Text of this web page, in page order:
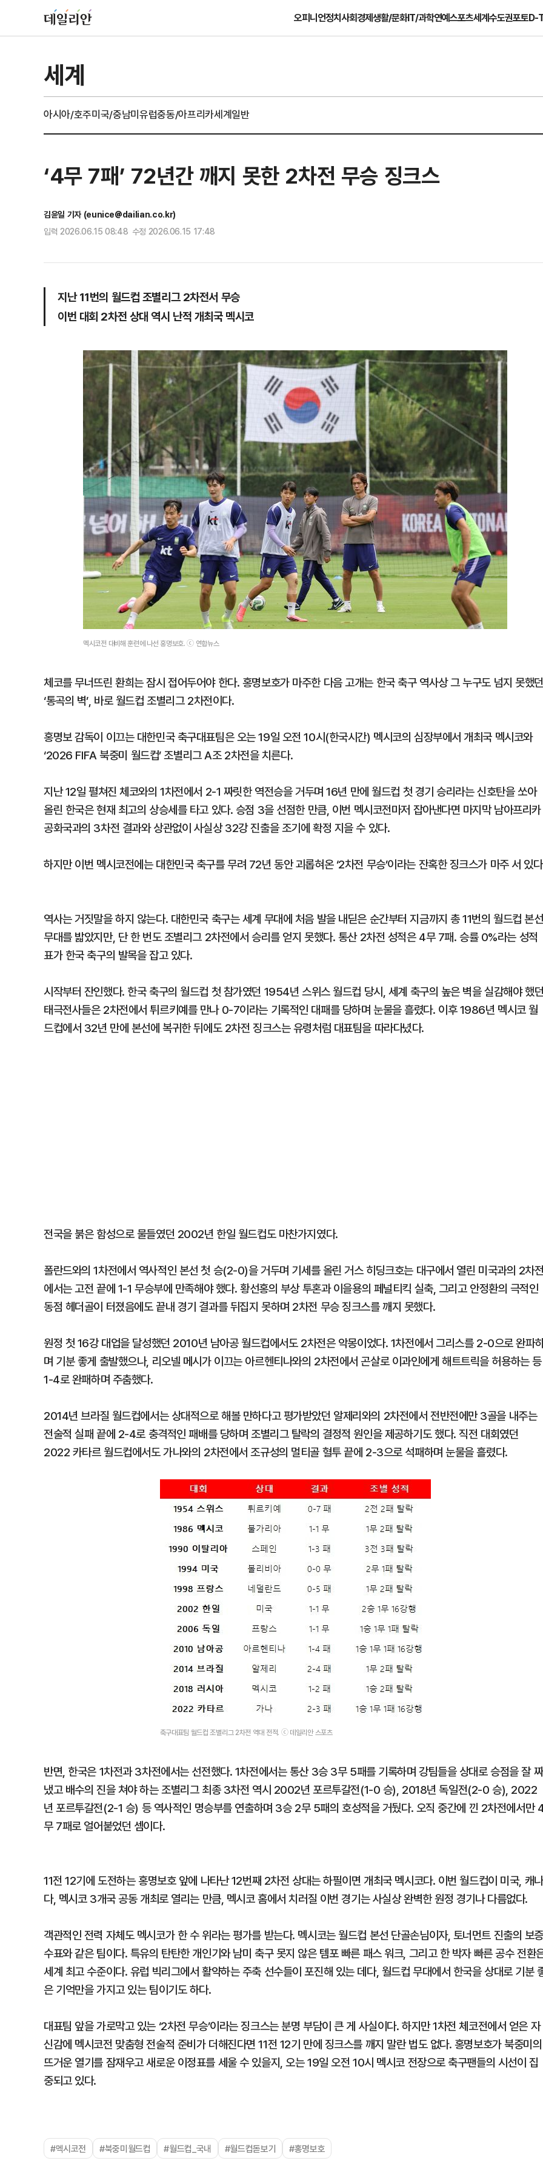
오피니언정치사회경제생활/문화IT/과학연예스포츠세계수도권포토D-
세계
아시아/호주미국/중남미유럽중동/아프리카세계일반
‘4무 7패’ 72년간 깨지 못한 2차전 무승 징크스
김윤일 기자 (eunice@dailian.co.kr)
입력 2026.06.15 08:48 수정 2026.06.15 17:48
지난 11번의 월드컵 조별리그 2차전서 무승
이번 대회 2차전 상대 역시 난적 개최국 멕시코
멕시코전 대비해 훈련에 나선 홍명보호. ⓒ 연합뉴스
체코를 무너뜨린 환희는 잠시 접어두어야 한다. 홍명보호가 마주한 다음 고개는 한국 축구 역사상 그 누구도 넘지 못했
‘통곡의 벽’, 바로 월드컵 조별리그 2차전이다.
홍명보 감독이 이끄는 대한민국 축구대표팀은 오는 19일 오전 10시(한국시간) 멕시코의 심장부에서 개최국 멕시코와
‘2026 FIFA 북중미 월드컵’ 조별리그 A조 2차전을 치른다.
지난 12일 펼쳐진 체코와의 1차전에서 2-1 짜릿한 역전승을 거두며 16년 만에 월드컵 첫 경기 승리라는 신호탄을 쏘아
올린 한국은 현재 최고의 상승세를 타고 있다. 승점 3을 선점한 만큼, 이번 멕시코전마저 잡아낸다면 마지막 남아프리카
공화국과의 3차전 결과와 상관없이 사실상 32강 진출을 조기에 확정 지을 수 있다.
하지만 이번 멕시코전에는 대한민국 축구를 무려 72년 동안 괴롭혀온 ‘2차전 무승’이라는 잔혹한 징크스가 마주 서 있
역사는 거짓말을 하지 않는다. 대한민국 축구는 세계 무대에 처음 발을 내딛은 순간부터 지금까지 총 11번의 월드컵 본선
무대를 밟았지만, 단 한 번도 조별리그 2차전에서 승리를 얻지 못했다. 통산 2차전 성적은 4무 7패. 승률 0%라는 성적
표가 한국 축구의 발목을 잡고 있다.
시작부터 잔인했다. 한국 축구의 월드컵 첫 참가였던 1954년 스위스 월드컵 당시, 세계 축구의 높은 벽을 실감해야 했
태극전사들은 2차전에서 튀르키예를 만나 0-7이라는 기록적인 대패를 당하며 눈물을 흘렸다. 이후 1986년 멕시코 월
드컵에서 32년 만에 본선에 복귀한 뒤에도 2차전 징크스는 유령처럼 대표팀을 따라다녔다.
전국을 붉은 함성으로 물들였던 2002년 한일 월드컵도 마찬가지였다.
폴란드와의 1차전에서 역사적인 본선 첫 승(2-0)을 거두며 기세를 올린 거스 히딩크호는 대구에서 열린 미국과의 2차
에서는 고전 끝에 1-1 무승부에 만족해야 했다. 황선홍의 부상 투혼과 이을용의 페널티킥 실축, 그리고 안정환의 극적인
동점 헤더골이 터졌음에도 끝내 경기 결과를 뒤집지 못하며 2차전 무승 징크스를 깨지 못했다.
원정 첫 16강 대업을 달성했던 2010년 남아공 월드컵에서도 2차전은 악몽이었다. 1차전에서 그리스를 2-0으로 완파
며 기분 좋게 출발했으나, 리오넬 메시가 이끄는 아르헨티나와의 2차전에서 곤살로 이과인에게 해트트릭을 허용하는 등
1-4로 완패하며 주춤했다.
2014년 브라질 월드컵에서는 상대적으로 해볼 만하다고 평가받았던 알제리와의 2차전에서 전반전에만 3골을 내주는
전술적 실패 끝에 2-4로 충격적인 패배를 당하며 조별리그 탈락의 결정적 원인을 제공하기도 했다. 직전 대회였던
2022 카타르 월드컵에서도 가나와의 2차전에서 조규성의 멀티골 혈투 끝에 2-3으로 석패하며 눈물을 흘렸다.
축구대표팀 월드컵 조별리그 2차전 역대 전적. ⓒ 데일리안 스포츠
반면, 한국은 1차전과 3차전에서는 선전했다. 1차전에서는 통산 3승 3무 5패를 기록하며 강팀들을 상대로 승점을 잘 짜
냈고 배수의 진을 쳐야 하는 조별리그 최종 3차전 역시 2002년 포르투갈전(1-0 승), 2018년 독일전(2-0 승), 2022
년 포르투갈전(2-1 승) 등 역사적인 명승부를 연출하며 3승 2무 5패의 호성적을 거뒀다. 오직 중간에 낀 2차전에서만
무 7패로 얼어붙었던 셈이다.
11전 12기에 도전하는 홍명보호 앞에 나타난 12번째 2차전 상대는 하필이면 개최국 멕시코다. 이번 월드컵이 미국, 캐나
다, 멕시코 3개국 공동 개최로 열리는 만큼, 멕시코 홈에서 치러질 이번 경기는 사실상 완벽한 원정 경기나 다름없다.
객관적인 전력 자체도 멕시코가 한 수 위라는 평가를 받는다. 멕시코는 월드컵 본선 단골손님이자, 토너먼트 진출의 보
수표와 같은 팀이다. 특유의 탄탄한 개인기와 남미 축구 못지 않은 템포 빠른 패스 워크, 그리고 한 박자 빠른 공수 전환
세계 최고 수준이다. 유럽 빅리그에서 활약하는 주축 선수들이 포진해 있는 데다, 월드컵 무대에서 한국을 상대로 기분
은 기억만을 가지고 있는 팀이기도 하다.
대표팀 앞을 가로막고 있는 ‘2차전 무승’이라는 징크스는 분명 부담이 큰 게 사실이다. 하지만 1차전 체코전에서 얻은 자
신감에 멕시코전 맞춤형 전술적 준비가 더해진다면 11전 12기 만에 징크스를 깨지 말란 법도 없다. 홍명보호가 북중미의
뜨거운 열기를 잠재우고 새로운 이정표를 세울 수 있을지, 오는 19일 오전 10시 멕시코 전장으로 축구팬들의 시선이 집
중되고 있다.
#멕시코전 #북중미월드컵 #월드컵_국내 #월드컵돋보기 #홍명보호
1
李대통령, 20대 지지율 하락
나…"청년 보편적 지원 문턱
2
지진에 3000만원 기부했는
日 여성...무슨 일?
3
진종오, 돌려차기 피해자 만
자 "저는 정말 괜찮고 징계 원
4
보호종 비단뱀과 춤을?...스리
회 참가자 결국
5
레버리지 '풍선효과'?…단일
지수로 몰렸다